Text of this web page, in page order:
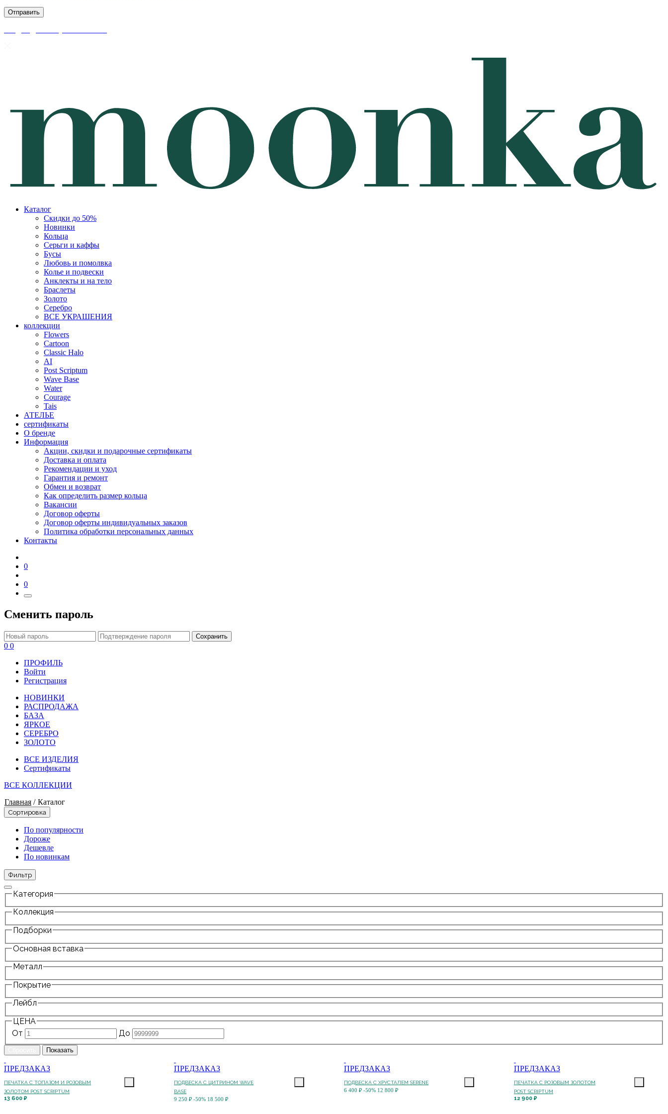
Каталог
Скидки до 50%
Новинки
Кольца
Серьги и каффы
Бусы
Любовь и помолвка
Колье и подвески
Анклекты и на тело
Браслеты
Золото
Серебро
ВСЕ УКРАШЕНИЯ
коллекции
Flowers
Cartoon
Classic Halo
AI
Post Scriptum
Wave Base
Water
Courage
Tais
АТЕЛЬЕ
сертификаты
О бренде
Информация
Акции, скидки и подарочные сертификаты
Доставка и оплата
Рекомендации и уход
Гарантия и ремонт
Обмен и возврат
Как определить размер кольца
Вакансии
Договор оферты
Договор оферты индивидуальных заказов
Политика обработки персональных данных
Контакты
0
0
Сменить пароль
Сохранить
0 0
ПРОФИЛЬ
Войти
Регистрация
НОВИНКИ
РАСПРОДАЖА
БАЗА
ЯРКОЕ
СЕРЕБРО
ЗОЛОТО
ВСЕ ИЗДЕЛИЯ
Сертификаты
ВСЕ КОЛЛЕКЦИИ
Главная / Каталог
Сортировка
По популярности
Дороже
Дешевле
По новинкам
Фильтр
Категория
Коллекция
Подборки
Основная вставка
Металл
Покрытие
Лейбл
ЦЕНА
От
До
ПРЕДЗАКАЗ
ПЕЧАТКА С ТОПАЗОМ И РОЗОВЫМ
ЗОЛОТОМ POST SCRIPTUM
13 600 ₽
ПРЕДЗАКАЗ
ПОДВЕСКА С ЦИТРИНОМ WAVE
BASE
9 250 ₽ -50% 18 500 ₽
ПРЕДЗАКАЗ
ПОДВЕСКА С ХРУСТАЛЕМ SERENE
6 400 ₽ -50% 12 800 ₽
ПРЕДЗАКАЗ
ПЕЧАТКА С РОЗОВЫМ ЗОЛОТОМ
POST SCRIPTUM
12 900 ₽